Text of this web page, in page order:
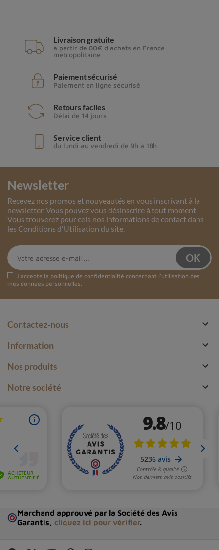
Livraison gratuite
à partir de 80€ d'achats en France
métropolitaine
Paiement sécurisé
Paiement en ligne sécurisé
Retours faciles
Délai de 14 jours
Service client
du lundi au vendredi de 9h à 18h
Newsletter
Recevez nos promos et nouveautés en vous inscrivant à la
newsletter. Vous pouvez vous désinscrire à tout moment.
Vous trouverez pour cela nos informations de contact dans
les Conditions d'Utilisation du site.
J'accepte la politique de confidentialité concernant l'utilisation des
mes données personnelles.
Contactez-nous 
Information 
Nos produits 
Notre société 
Marchand approuvé par la Société des Avis
Garantis, cliquez ici pour vérifier.